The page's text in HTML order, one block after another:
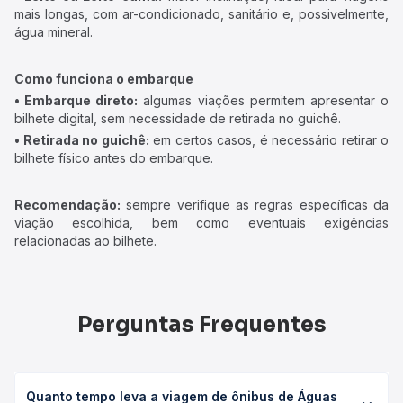
mais longas, com ar-condicionado, sanitário e, possivelmente,
água mineral.
Como funciona o embarque
• Embarque direto: algumas viações permitem apresentar o
bilhete digital, sem necessidade de retirada no guichê.
• Retirada no guichê: em certos casos, é necessário retirar o
bilhete físico antes do embarque.
Recomendação: sempre verifique as regras específicas da
viação escolhida, bem como eventuais exigências
relacionadas ao bilhete.
Perguntas Frequentes
Quanto tempo leva a viagem de ônibus de Águas